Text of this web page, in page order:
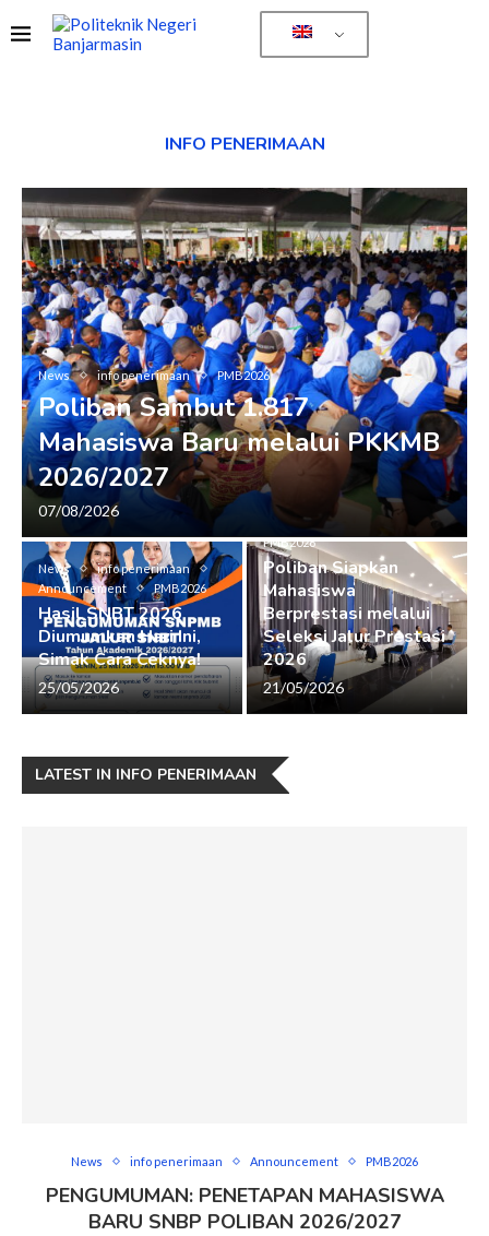
INFO PENERIMAAN
News info penerimaan PMB2026
Poliban Sambut 1.817
Mahasiswa Baru melalui PKKMB
2026/2027
07/08/2026
News
info penerimaan
Announcement
PMB2026
Hasil SNBT 2026
Diumumkan Hari Ini,
Simak Cara Ceknya!
25/05/2026
News
info penerimaan
PMB2026
Poliban Siapkan
Mahasiswa
Berprestasi melalui
Seleksi Jalur Prestasi
2026
21/05/2026
LATEST IN INFO PENERIMAAN
News info penerimaan Announcement PMB2026
PENGUMUMAN: PENETAPAN MAHASISWA
BARU SNBP POLIBAN 2026/2027